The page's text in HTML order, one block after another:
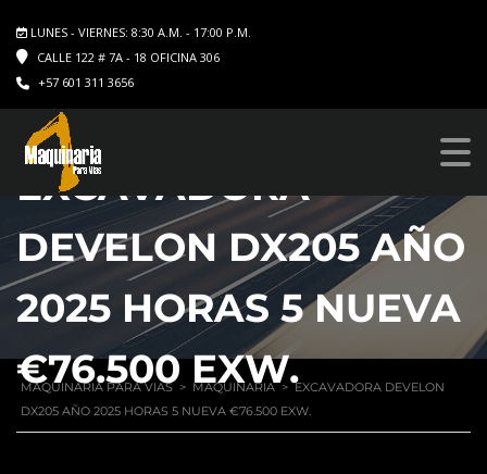
LUNES - VIERNES: 8:30 A.M. - 17:00 P.M.
CALLE 122 # 7A - 18 OFICINA 306
+57 601 311 3656
EXCAVADORA
DEVELON DX205 AÑO
2025 HORAS 5 NUEVA
€76.500 EXW.
MAQUINARIA PARA VIAS > MAQUINARIA > EXCAVADORA DEVELON
DX205 AÑO 2025 HORAS 5 NUEVA €76.500 EXW.